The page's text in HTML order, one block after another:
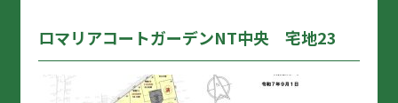
ロマリアコートガーデンNT中央 宅地23